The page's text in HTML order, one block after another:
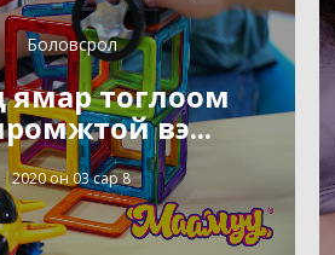
Боловсрол
ямар тоглоом
вэ...
2020 он 03 сар 8